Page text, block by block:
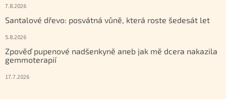
7.8.2026
Santalové dřevo: posvátná vůně, která roste šedesát let
5.8.2026
Zpověď pupenové nadšenkyně aneb jak mě dcera nakazila
gemmoterapií
17.7.2026